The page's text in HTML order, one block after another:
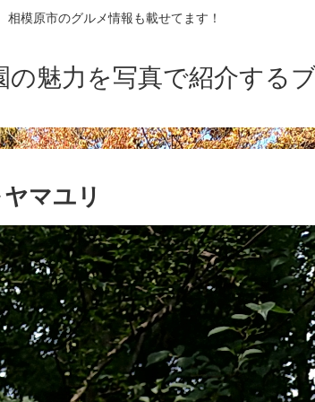
相模原市のグルメ情報も載せてます！
の魅力を写真で紹介する
マユリ